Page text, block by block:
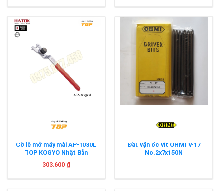
Cờ lê mở máy mài AP-1030L
TOP KOGYO Nhật Bản
303.600 ₫
Đầu vặn ốc vít OHMI V-17
No.2x7x150N